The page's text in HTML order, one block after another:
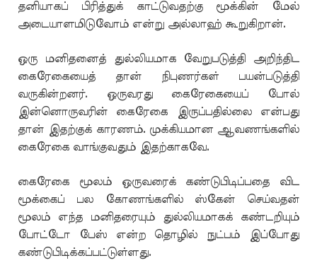
தனியாகப் பிரித்துக் காட்டுவதற்கு மூக்கின் மேல்
அடையாளமிடுவோம் என்று அல்லாஹ் கூறுகிறான்.
ஒரு மனிதனைத் துல்லியமாக வேறுபடுத்தி அறிந்திட
கைரேகையைத் தான் நிபுணர்கள் பயன்படுத்தி
வருகின்றனர். ஒருவரது கைரேகையைப் போல்
இன்னொருவரின் கைரேகை இருப்பதில்லை என்பது
தான் இதற்குக் காரணம். முக்கியமான ஆவணங்களில்
கைரேகை வாங்குவதும் இதற்காகவே.
கைரேகை மூலம் ஒருவரைக் கண்டுபிடிப்பதை விட
மூக்கைப் பல கோணங்களில் ஸ்கேன் செய்வதன்
மூலம் எந்த மனிதரையும் துல்லியமாகக் கண்டறியும்
போட்டோ பேஸ் என்ற தொழில் நுட்பம் இப்போது
கண்டுபிடிக்கப்பட்டுள்ளது.